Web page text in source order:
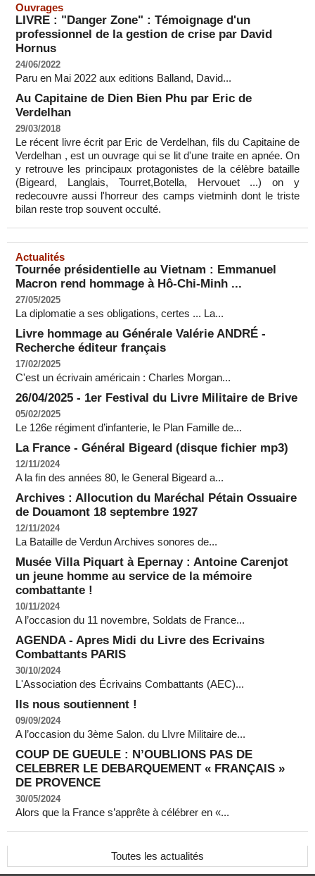
Ouvrages
LIVRE : "Danger Zone" : Témoignage d'un
professionnel de la gestion de crise par David
Hornus
24/06/2022
Paru en Mai 2022 aux editions Balland, David...
Au Capitaine de Dien Bien Phu par Eric de
Verdelhan
29/03/2018
Le récent livre écrit par Eric de Verdelhan, fils du Capitaine de
Verdelhan , est un ouvrage qui se lit d'une traite en apnée. On
y retrouve les principaux protagonistes de la célèbre bataille
(Bigeard, Langlais, Tourret,Botella, Hervouet ...) on y
redecouvre aussi l'horreur des camps vietminh dont le triste
bilan reste trop souvent occulté.
Actualités
Tournée présidentielle au Vietnam : Emmanuel
Macron rend hommage à Hô-Chi-Minh ...
27/05/2025
La diplomatie a ses obligations, certes ... La...
Livre hommage au Générale Valérie ANDRÉ -
Recherche éditeur français
17/02/2025
C'est un écrivain américain : Charles Morgan...
26/04/2025 - 1er Festival du Livre Militaire de Brive
05/02/2025
Le 126e régiment d’infanterie, le Plan Famille de...
La France - Général Bigeard (disque fichier mp3)
12/11/2024
A la fin des années 80, le General Bigeard a...
Archives : Allocution du Maréchal Pétain Ossuaire
de Douamont 18 septembre 1927
12/11/2024
La Bataille de Verdun Archives sonores de...
Musée Villa Piquart à Epernay : Antoine Carenjot
un jeune homme au service de la mémoire
combattante !
10/11/2024
A l’occasion du 11 novembre, Soldats de France...
AGENDA - Apres Midi du Livre des Ecrivains
Combattants PARIS
30/10/2024
L'Association des Écrivains Combattants (AEC)...
Ils nous soutiennent !
09/09/2024
A l’occasion du 3ème Salon. du LIvre Militaire de...
COUP DE GUEULE : N’OUBLIONS PAS DE
CELEBRER LE DEBARQUEMENT « FRANÇAIS »
DE PROVENCE
30/05/2024
Alors que la France s’apprête à célébrer en «...
Toutes les actualités